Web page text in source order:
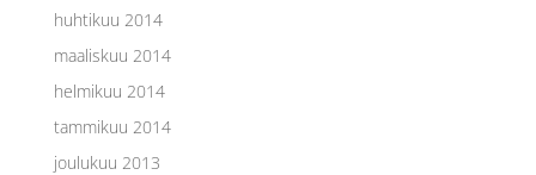
huhtikuu 2014
maaliskuu 2014
helmikuu 2014
tammikuu 2014
joulukuu 2013